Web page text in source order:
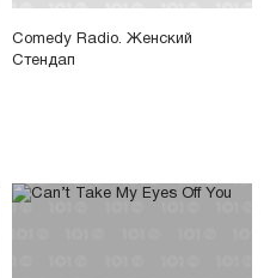
Comedy Radio. Женский
Стендап